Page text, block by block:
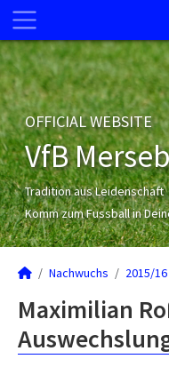
OFFICIAL WEBSITE
VfB
Tradition aus Leidenschaft
Komm zum Fussball in
Nachwuchs 2015/16
Maximilian